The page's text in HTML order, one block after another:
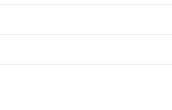
Prüfung auf
Seit Januar testet die Bundeswehr
Management Systems und der
Einsatzbedingungen auf dem
operationellen Tests werden